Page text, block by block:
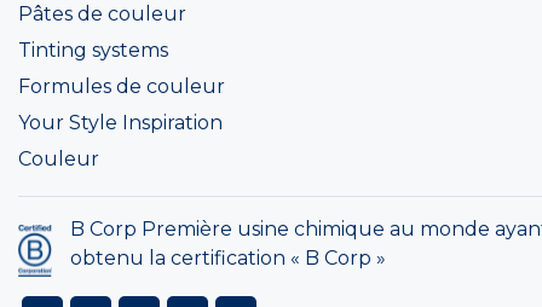
Pâtes de couleur
Tinting systems
Formules de couleur
Your Style Inspiration
Couleur
B Corp Première usine chimique au monde
obtenu la certification « B Corp »